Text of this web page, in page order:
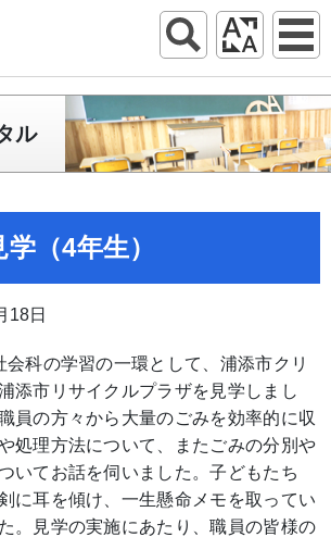
ル
（4年生）
18日
科の学習の一環として、浦添市クリ
添市リサイクルプラザを見学しまし
員の方々から大量のごみを効率的に収
処理方法について、またごみの分別や
いてお話を伺いました。子どもたち
に耳を傾け、一生懸命メモを取ってい
。見学の実施にあたり、職員の皆様の